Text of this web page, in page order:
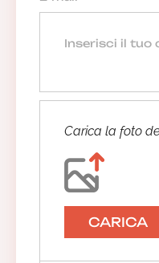
Carica la foto
CARICA